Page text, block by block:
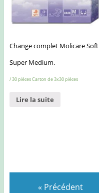
Change complet Molicare Soft
Super Medium.
/ 30 pièces Carton de 3x30 pièces
Lire la suite
« Précédent